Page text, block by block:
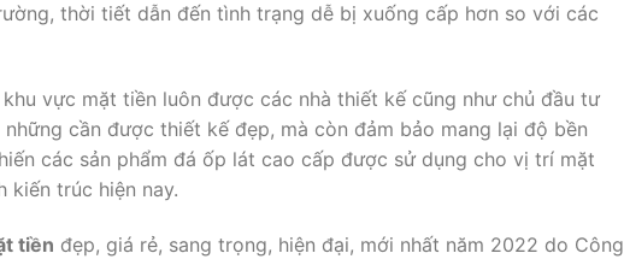
thời tiết dẫn đến tình trạng dễ bị xuống cấp hơn so với các
vực mặt tiền luôn được các nhà thiết kế cũng như chủ đầu tư
cần được thiết kế đẹp, mà còn đảm bảo mang lại độ bền
các sản phẩm đá ốp lát cao cấp được sử dụng cho vị trí mặt
kiến trúc hiện nay.
tiền đẹp, giá rẻ, sang trọng, hiện đại, mới nhất năm 2022 do Công